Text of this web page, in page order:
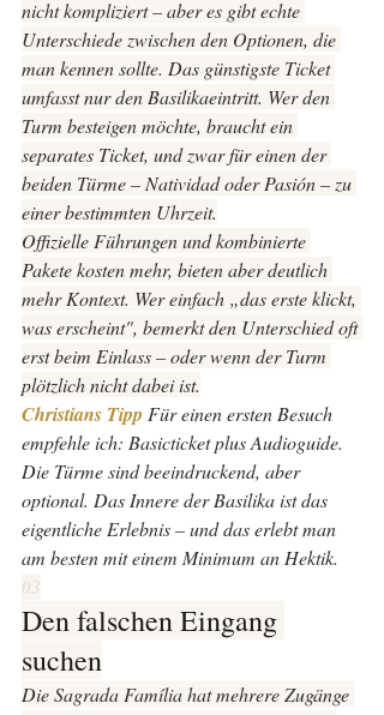
nicht kompliziert – aber es gibt echte
Unterschiede zwischen den Optionen, die
man kennen sollte. Das günstigste Ticket
umfasst nur den Basilikaeintritt. Wer den
Turm besteigen möchte, braucht ein
separates Ticket, und zwar für einen der
beiden Türme – Natividad oder Pasión – zu
einer bestimmten Uhrzeit.
Offizielle Führungen und kombinierte
Pakete kosten mehr, bieten aber deutlich
mehr Kontext. Wer einfach „das erste klickt,
was erscheint", bemerkt den Unterschied oft
erst beim Einlass – oder wenn der Turm
plötzlich nicht dabei ist.
Christians Tipp Für einen ersten Besuch
empfehle ich: Basicticket plus Audioguide.
Die Türme sind beeindruckend, aber
optional. Das Innere der Basilika ist das
eigentliche Erlebnis – und das erlebt man
am besten mit einem Minimum an Hektik.
03
Den falschen Eingang
suchen
Die Sagrada Família hat mehrere Zugänge